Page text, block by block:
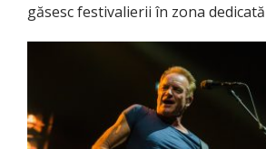
găsesc festivalierii în zona